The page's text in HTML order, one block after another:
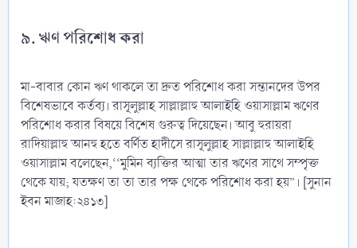
৯. ঋণ পরিশোধ করা
মা-বাবার কোন ঋণ থাকলে তা দ্রুত পরিশোধ করা সন্তানদের উপর
বিশেষভাবে কর্তব্য। রাসূলুল্লাহ সাল্লাল্লাহু আলাইহি ওয়াসাল্লাম ঋণের
পরিশোধ করার বিষয়ে বিশেষ গুরুত্ব দিয়েছেন। আবু হুরায়রা
রাদিয়াল্লাহু আনহু হতে বর্ণিত হাদীসে রাসূলুল্লাহ সাল্লাল্লাহু আলাইহি
ওয়াসাল্লাম বলেছেন,‘‘মুমিন ব্যক্তির আত্মা তার ঋণের সাথে সম্পৃক্ত
থেকে যায়; যতক্ষণ তা তা তার পক্ষ থেকে পরিশোধ করা হয়”। [সুনান
ইবন মাজাহ:২৪১৩]